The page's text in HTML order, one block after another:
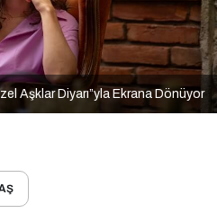
Aşklar Diyarı”yla Ekrana Dönüyor